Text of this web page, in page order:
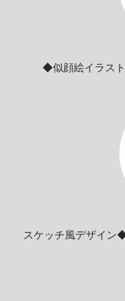
◆似顔絵イラス
スケッチ風デザイン